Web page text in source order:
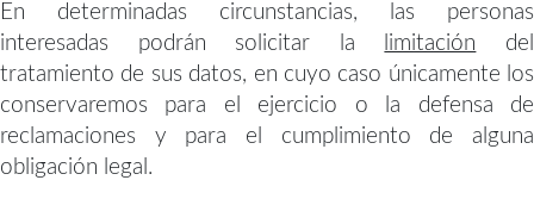
En determinadas circunstancias, las personas
interesadas podrán solicitar la
limitación del
tratamiento de sus datos, en cuyo caso únicamente los
conservaremos para el ejercicio o la defensa de
reclamaciones y para el cumplimiento de alguna
obligación legal.